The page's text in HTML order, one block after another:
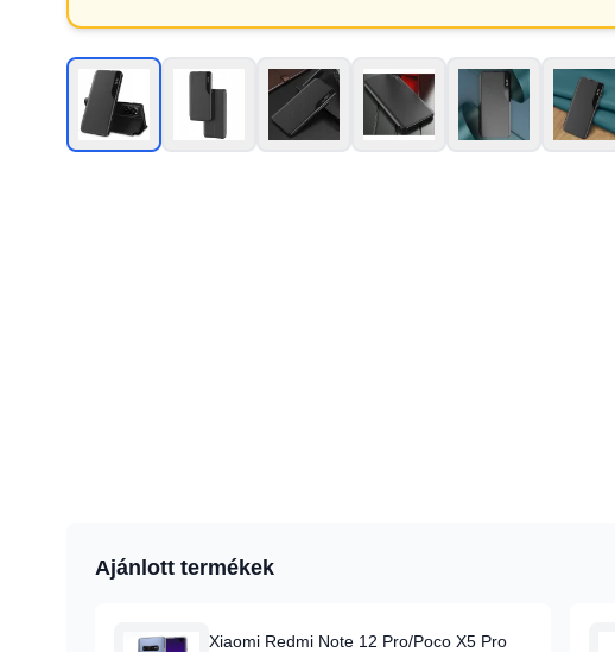
Ajánlott termékek
Xiaomi Redmi Note 12 Pro/Poco X5 Pro